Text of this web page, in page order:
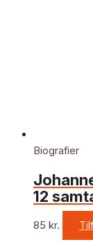
Biografier
12
85 kr.